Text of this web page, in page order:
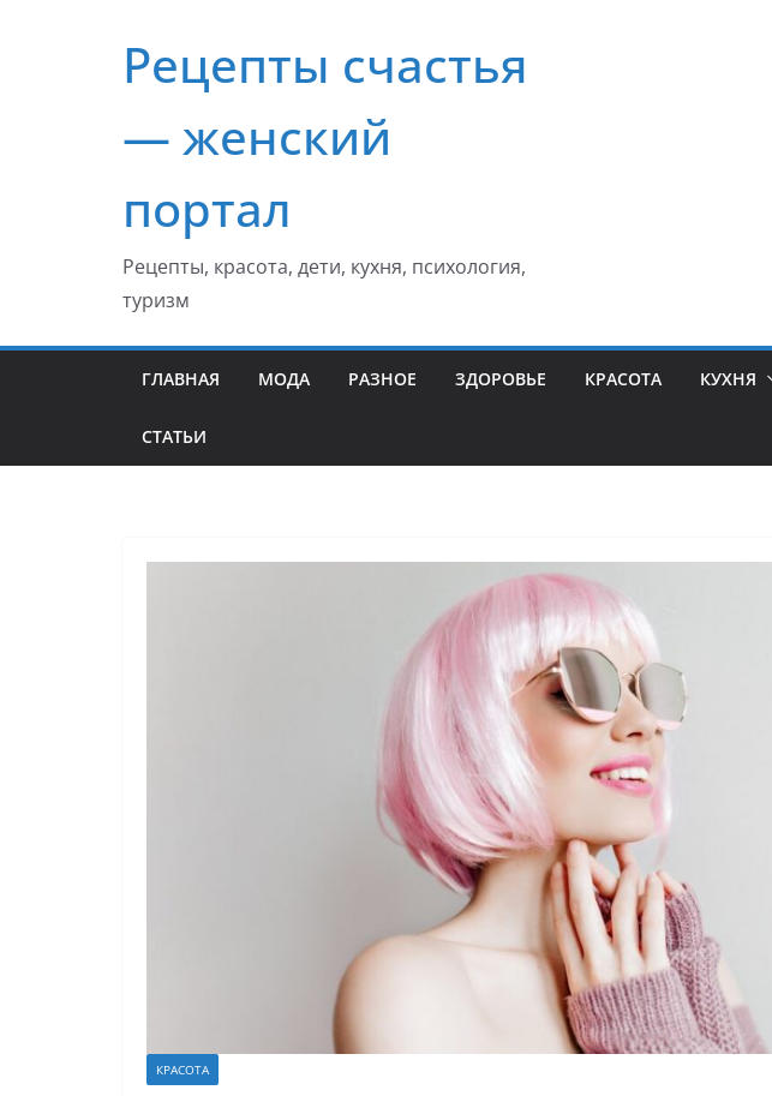
содержимомуРецепты счастья
— женский
портал
Рецепты, красота, дети, кухня, психология,
туризм
ГЛАВНАЯ МОДА РАЗНОЕ ЗДОРОВЬЕ КРАСОТА КУХНЯ
СТАТЬИ
КРАСОТА